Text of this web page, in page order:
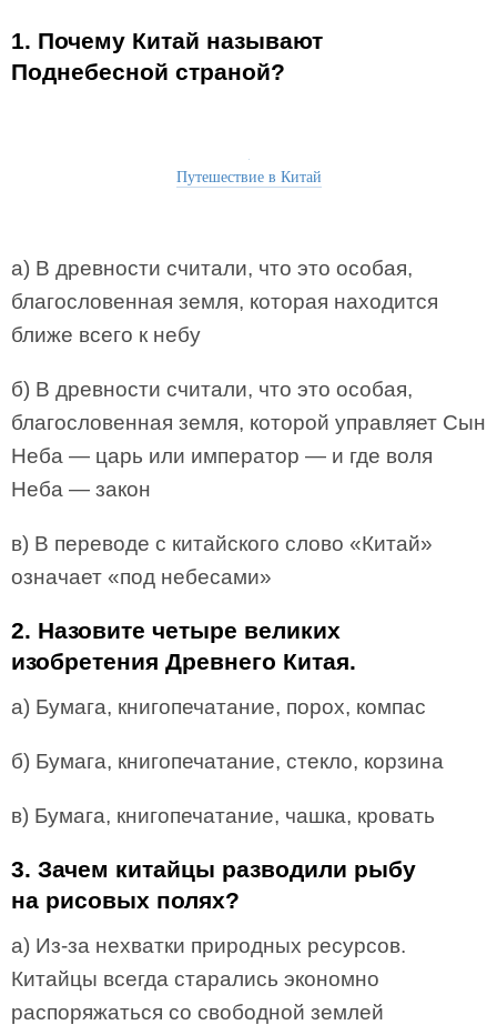
1. Почему Китай называют
Поднебесной страной?
Путешествие в Китай
а) В древности считали, что это особая,
благословенная земля, которая находится
ближе всего к небу
б) В древности считали, что это особая,
благословенная земля, которой управляет Сын
Неба — царь или император — и где воля
Неба — закон
в) В переводе с китайского слово «Китай»
означает «под небесами»
2. Назовите четыре великих
изобретения Древнего Китая.
а) Бумага, книгопечатание, порох, компас
б) Бумага, книгопечатание, стекло, корзина
в) Бумага, книгопечатание, чашка, кровать
3. Зачем китайцы разводили рыбу
на рисовых полях?
а) Из-за нехватки природных ресурсов.
Китайцы всегда старались экономно
распоряжаться со свободной землей